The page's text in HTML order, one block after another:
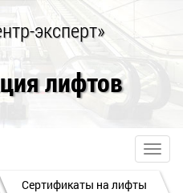
эксперт»
лифтов
Сертификаты на лифты